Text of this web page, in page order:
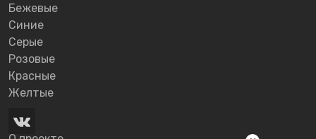
Бежевые
Синие
Серые
Розовые
Красные
Желтые